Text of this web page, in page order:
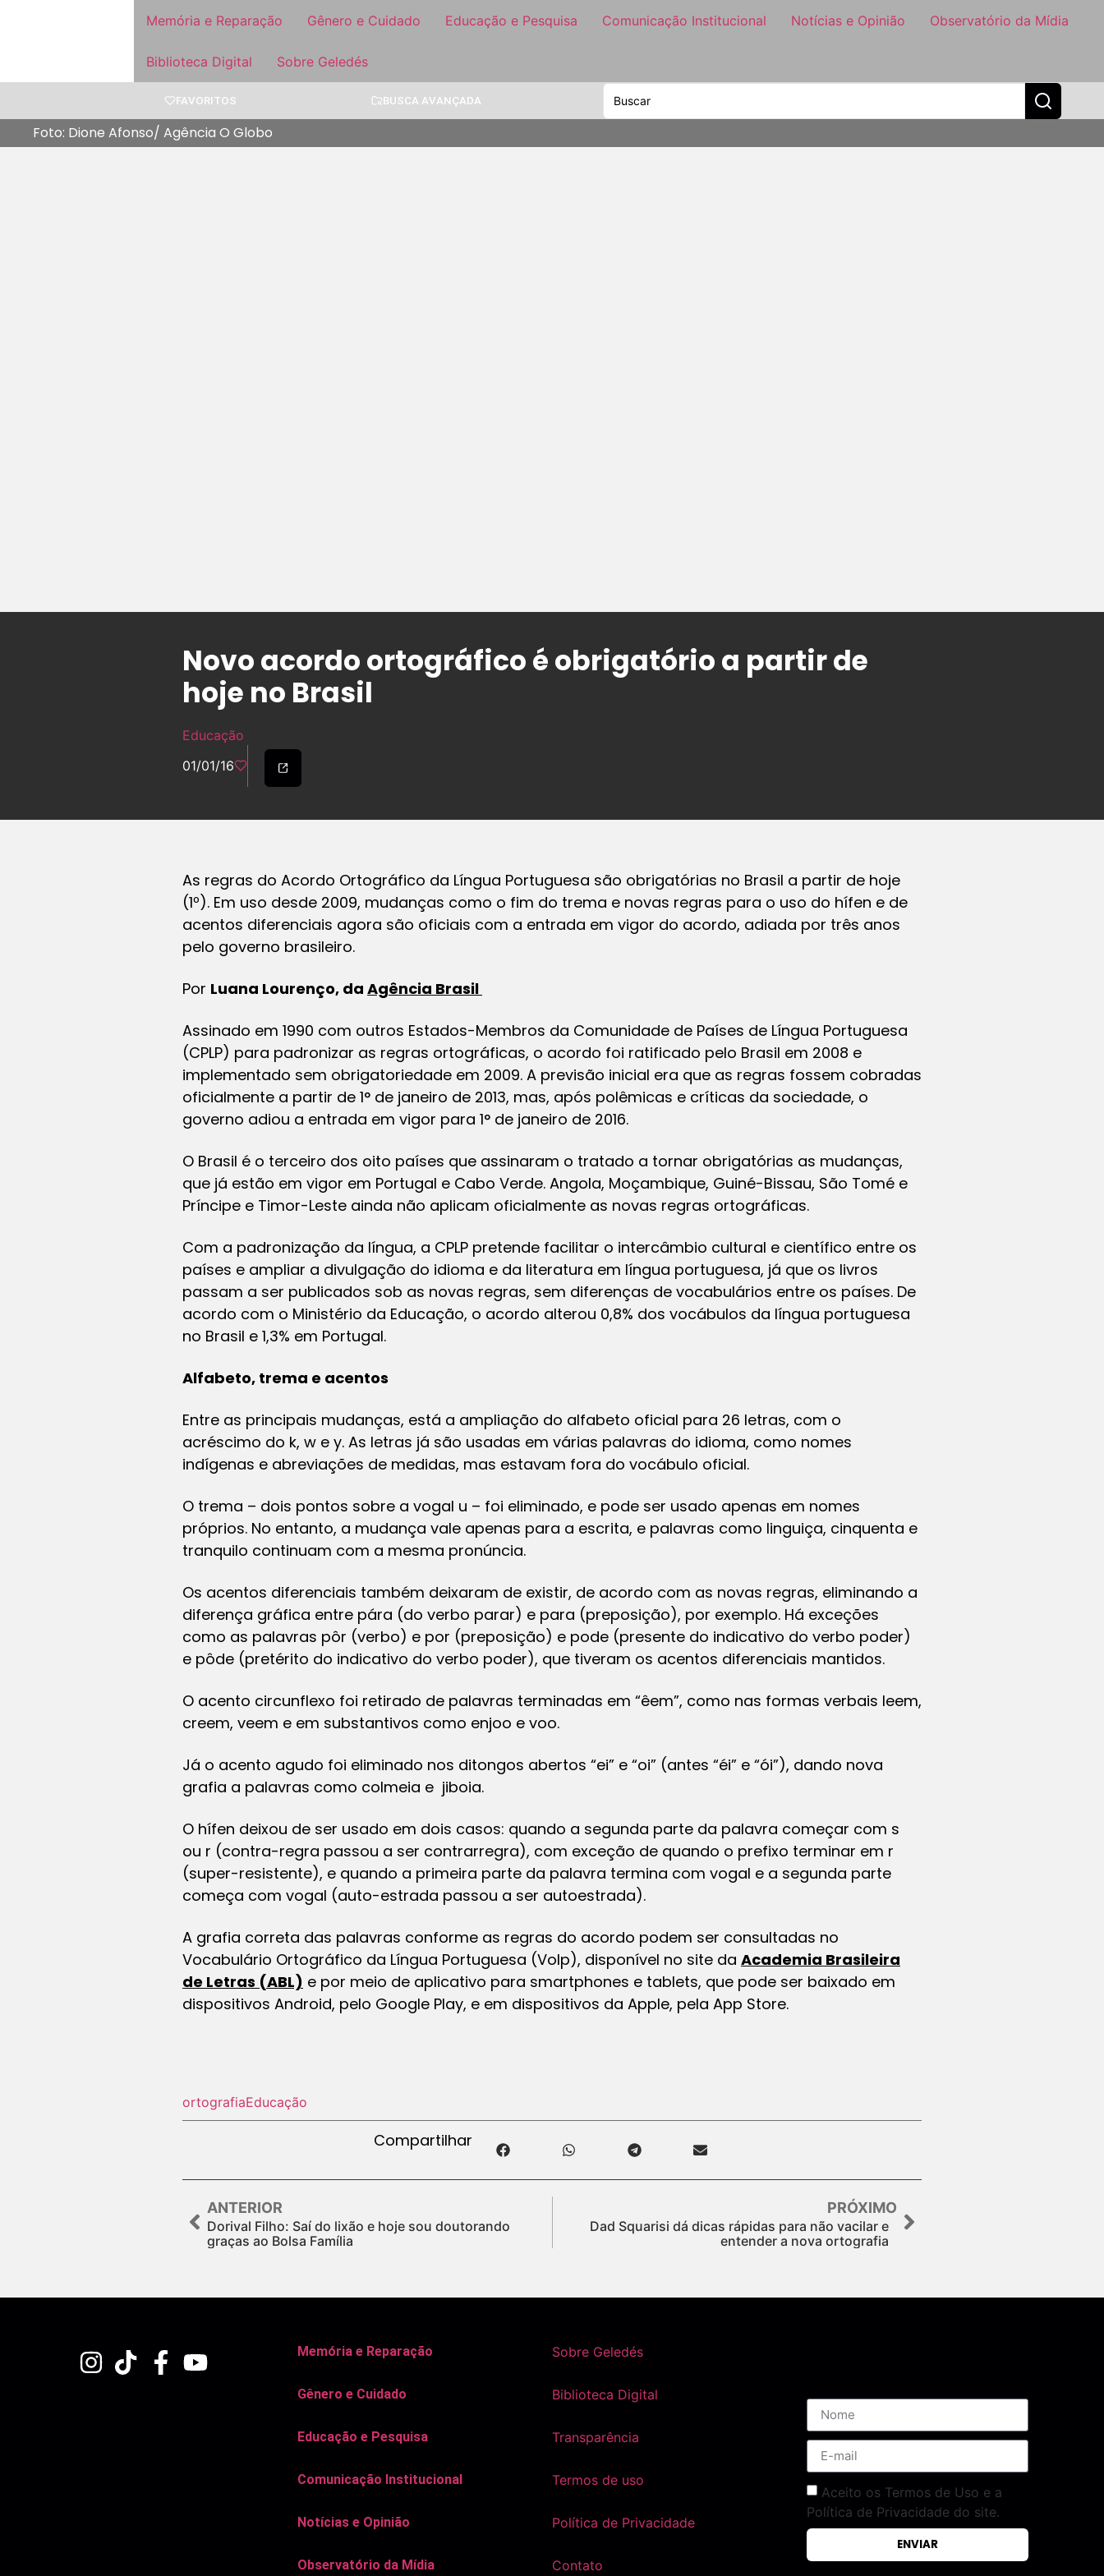
Memória e Reparação Gênero e Cuidado Educação e Pesquisa Comunicação Institucional Notícias e Opinião Observatório da Mídia
Biblioteca Digital Sobre Geledés
FAVORITOS BUSCA AVANÇADA
Foto: Dione Afonso/ Agência O Globo
Novo acordo ortográfico é obrigatório a partir de
hoje no Brasil
Educação
01/01/16
As regras do Acordo Ortográfico da Língua Portuguesa são obrigatórias no Brasil a partir de hoje
(1º). Em uso desde 2009, mudanças como o fim do trema e novas regras para o uso do hífen e de
acentos diferenciais agora são oficiais com a entrada em vigor do acordo, adiada por três anos
pelo governo brasileiro.
Por Luana Lourenço, da Agência Brasil
Assinado em 1990 com outros Estados-Membros da Comunidade de Países de Língua Portuguesa
(CPLP) para padronizar as regras ortográficas, o acordo foi ratificado pelo Brasil em 2008 e
implementado sem obrigatoriedade em 2009. A previsão inicial era que as regras fossem cobradas
oficialmente a partir de 1° de janeiro de 2013, mas, após polêmicas e críticas da sociedade, o
governo adiou a entrada em vigor para 1° de janeiro de 2016.
O Brasil é o terceiro dos oito países que assinaram o tratado a tornar obrigatórias as mudanças,
que já estão em vigor em Portugal e Cabo Verde. Angola, Moçambique, Guiné-Bissau, São Tomé e
Príncipe e Timor-Leste ainda não aplicam oficialmente as novas regras ortográficas.
Com a padronização da língua, a CPLP pretende facilitar o intercâmbio cultural e científico entre os
países e ampliar a divulgação do idioma e da literatura em língua portuguesa, já que os livros
passam a ser publicados sob as novas regras, sem diferenças de vocabulários entre os países. De
acordo com o Ministério da Educação, o acordo alterou 0,8% dos vocábulos da língua portuguesa
no Brasil e 1,3% em Portugal.
Alfabeto, trema e acentos
Entre as principais mudanças, está a ampliação do alfabeto oficial para 26 letras, com o
acréscimo do k, w e y. As letras já são usadas em várias palavras do idioma, como nomes
indígenas e abreviações de medidas, mas estavam fora do vocábulo oficial.
O trema – dois pontos sobre a vogal u – foi eliminado, e pode ser usado apenas em nomes
próprios. No entanto, a mudança vale apenas para a escrita, e palavras como linguiça, cinquenta e
tranquilo continuam com a mesma pronúncia.
Os acentos diferenciais também deixaram de existir, de acordo com as novas regras, eliminando a
diferença gráfica entre pára (do verbo parar) e para (preposição), por exemplo. Há exceções
como as palavras pôr (verbo) e por (preposição) e pode (presente do indicativo do verbo poder)
e pôde (pretérito do indicativo do verbo poder), que tiveram os acentos diferenciais mantidos.
O acento circunflexo foi retirado de palavras terminadas em “êem”, como nas formas verbais leem,
creem, veem e em substantivos como enjoo e voo.
Já o acento agudo foi eliminado nos ditongos abertos “ei” e “oi” (antes “éi” e “ói”), dando nova
grafia a palavras como colmeia e jiboia.
O hífen deixou de ser usado em dois casos: quando a segunda parte da palavra começar com s
ou r (contra-regra passou a ser contrarregra), com exceção de quando o prefixo terminar em r
(super-resistente), e quando a primeira parte da palavra termina com vogal e a segunda parte
começa com vogal (auto-estrada passou a ser autoestrada).
A grafia correta das palavras conforme as regras do acordo podem ser consultadas no
Vocabulário Ortográfico da Língua Portuguesa (Volp), disponível no site da Academia Brasileira
de Letras (ABL) e por meio de aplicativo para smartphones e tablets, que pode ser baixado em
dispositivos Android, pelo Google Play, e em dispositivos da Apple, pela App Store.
ortografiaEducação
Compartilhar
ANTERIOR
Dorival Filho: Saí do lixão e hoje sou doutorando
graças ao Bolsa Família
PRÓXIMO
Dad Squarisi dá dicas rápidas para não vacilar e
entender a nova ortografia
Memória e Reparação
Gênero e Cuidado
Educação e Pesquisa
Comunicação Institucional
Notícias e Opinião
Observatório da Mídia
Sobre Geledés
Biblioteca Digital
Transparência
Termos de uso
Política de Privacidade
Contato
Aceito os Termos de Uso e a
Política de Privacidade do site.
ENVIAR